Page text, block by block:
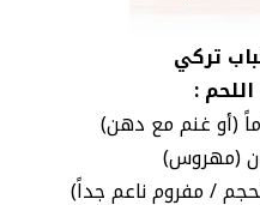
تركي
:
(مهروس)